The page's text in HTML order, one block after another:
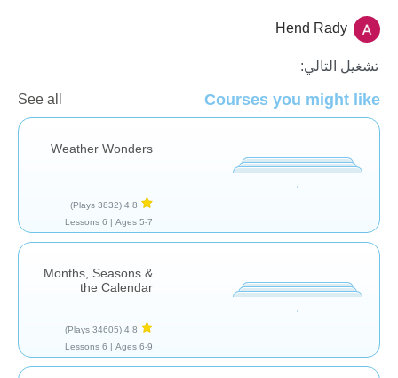
الإحساس بالوقت
Hend Rady
تشغيل التالي:
Courses you might like
See all
Weather Wonders
4,8
(3832 Plays)
Ages 5-7 |
6 Lessons
Months, Seasons &
the Calendar
4,8
(34605 Plays)
Ages 6-9 |
6 Lessons